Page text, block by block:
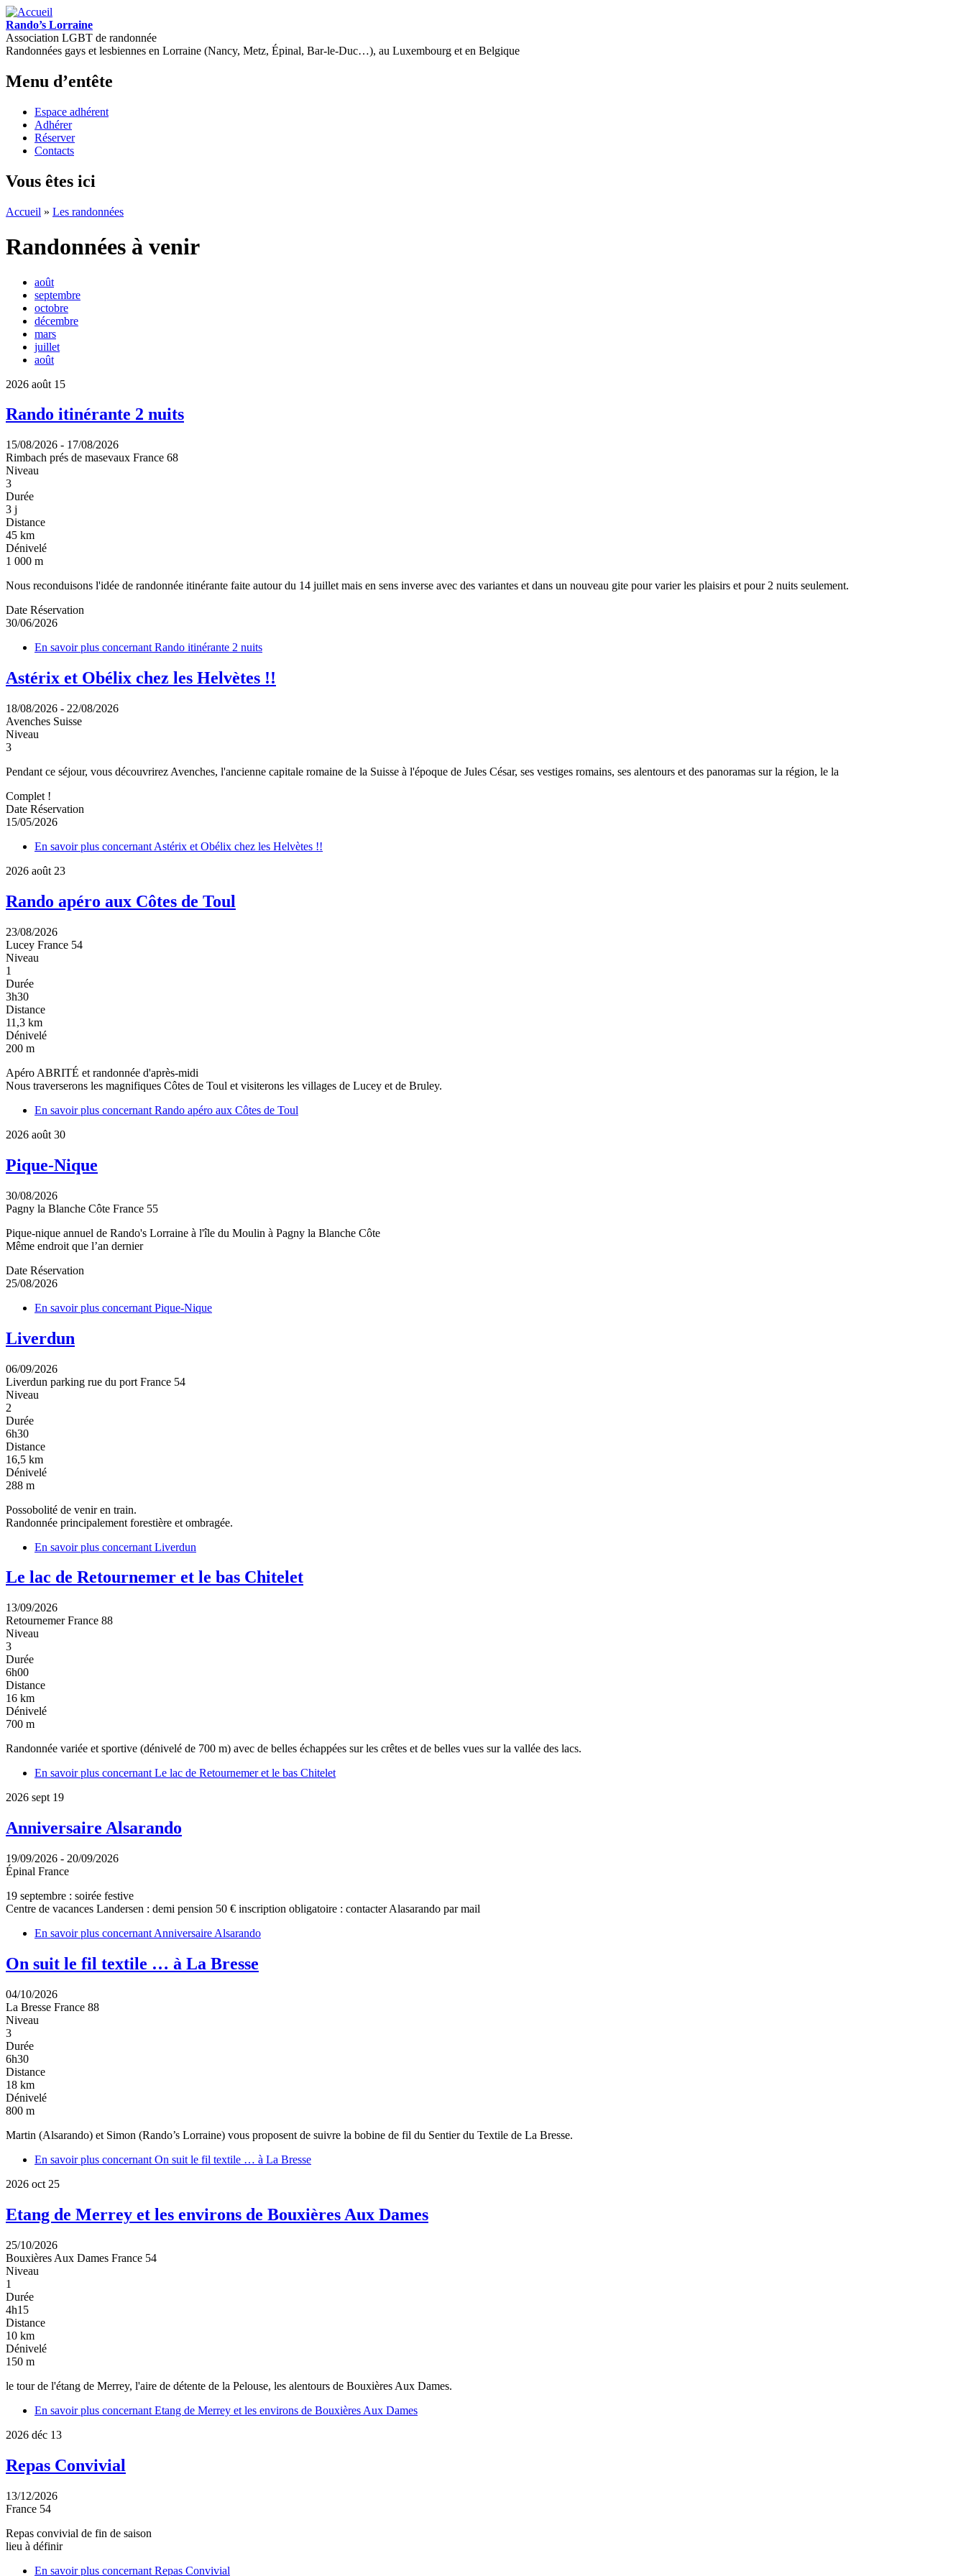
Rando’s Lorraine
Association LGBT de randonnée
Randonnées gays et lesbiennes en Lorraine (Nancy, Metz, Épinal, Bar-le-Duc…), au Luxembourg et en Belgique
Menu d’entête
Espace adhérent
Adhérer
Réserver
Contacts
Vous êtes ici
Accueil » Les randonnées
Randonnées à venir
août
septembre
octobre
décembre
mars
juillet
août
2026 août 15
Rando itinérante 2 nuits
15/08/2026 - 17/08/2026
Rimbach prés de masevaux France 68
Niveau
3
Durée
3 j
Distance
45 km
Dénivelé
1 000 m
Nous reconduisons l'idée de randonnée itinérante faite autour du 14 juillet mais en sens inverse avec des variantes et dans un nouveau gite pour varier les plaisirs et pour 2 nuits seulement.
Date Réservation
30/06/2026
En savoir plus concernant Rando itinérante 2 nuits
Astérix et Obélix chez les Helvètes !!
18/08/2026 - 22/08/2026
Avenches Suisse
Niveau
3
Pendant ce séjour, vous découvrirez Avenches, l'ancienne capitale romaine de la Suisse à l'époque de Jules César, ses vestiges romains, ses alentours et des panoramas sur la région, le la
Complet !
Date Réservation
15/05/2026
En savoir plus concernant Astérix et Obélix chez les Helvètes !!
2026 août 23
Rando apéro aux Côtes de Toul
23/08/2026
Lucey France 54
Niveau
1
Durée
3h30
Distance
11,3 km
Dénivelé
200 m
Apéro ABRITÉ et randonnée d'après-midi
Nous traverserons les magnifiques Côtes de Toul et visiterons les villages de Lucey et de Bruley.
En savoir plus concernant Rando apéro aux Côtes de Toul
2026 août 30
Pique-Nique
30/08/2026
Pagny la Blanche Côte France 55
Pique-nique annuel de Rando's Lorraine à l'île du Moulin à Pagny la Blanche Côte
Même endroit que l’an dernier
Date Réservation
25/08/2026
En savoir plus concernant Pique-Nique
Liverdun
06/09/2026
Liverdun parking rue du port France 54
Niveau
2
Durée
6h30
Distance
16,5 km
Dénivelé
288 m
Possobolité de venir en train.
Randonnée principalement forestière et ombragée.
En savoir plus concernant Liverdun
Le lac de Retournemer et le bas Chitelet
13/09/2026
Retournemer France 88
Niveau
3
Durée
6h00
Distance
16 km
Dénivelé
700 m
Randonnée variée et sportive (dénivelé de 700 m) avec de belles échappées sur les crêtes et de belles vues sur la vallée des lacs.
En savoir plus concernant Le lac de Retournemer et le bas Chitelet
2026 sept 19
Anniversaire Alsarando
19/09/2026 - 20/09/2026
Épinal France
19 septembre : soirée festive
Centre de vacances Landersen : demi pension 50 € inscription obligatoire : contacter Alasarando par mail
En savoir plus concernant Anniversaire Alsarando
On suit le fil textile … à La Bresse
04/10/2026
La Bresse France 88
Niveau
3
Durée
6h30
Distance
18 km
Dénivelé
800 m
Martin (Alsarando) et Simon (Rando’s Lorraine) vous proposent de suivre la bobine de fil du Sentier du Textile de La Bresse.
En savoir plus concernant On suit le fil textile … à La Bresse
2026 oct 25
Etang de Merrey et les environs de Bouxières Aux Dames
25/10/2026
Bouxières Aux Dames France 54
Niveau
1
Durée
4h15
Distance
10 km
Dénivelé
150 m
le tour de l'étang de Merrey, l'aire de détente de la Pelouse, les alentours de Bouxières Aux Dames.
En savoir plus concernant Etang de Merrey et les environs de Bouxières Aux Dames
2026 déc 13
Repas Convivial
13/12/2026
France 54
Repas convivial de fin de saison
lieu à définir
En savoir plus concernant Repas Convivial